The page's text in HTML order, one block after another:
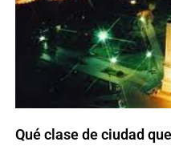
Qué clase de ciudad